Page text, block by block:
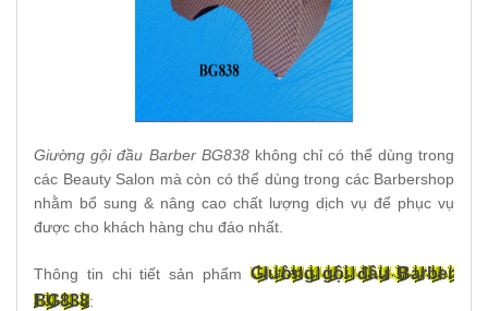
Giường gội đầu Barber BG838không chỉ có thể dùng trong
các Beauty Salon mà còn có thể dùng trong các Barbershop
nhằm bổ sung & nâng cao chất lượng dịch vụ để phục vụ
được cho khách hàng chu đáo nhất.
Thông tin chi tiết sản phẩm Giường gội đầu Barber
BG838: